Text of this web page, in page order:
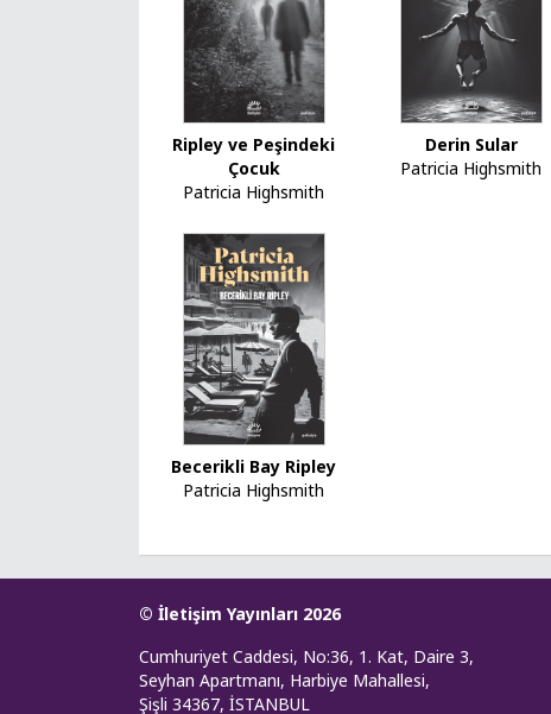
Ripley ve Peşindeki
Çocuk
Patricia Highsmith
Derin Sular
Patricia Highsmith
Becerikli Bay Ripley
Patricia Highsmith
© İletişim Yayınları 2026
Cumhuriyet Caddesi, No:36, 1. Kat, Daire 3,
Seyhan Apartmanı, Harbiye Mahallesi,
Şişli 34367, İSTANBUL